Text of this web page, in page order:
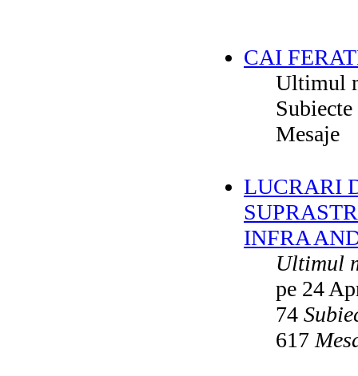
CAI
Ultimul
Subiecte
Mesaje
LUCRARI
INFRA
Ultimul
pe 24
74
617